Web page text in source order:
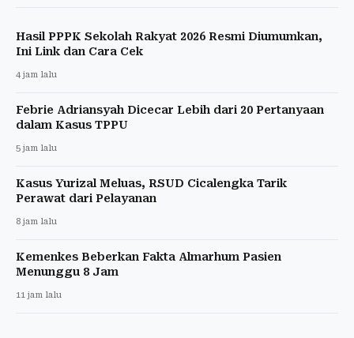
Hasil PPPK Sekolah Rakyat 2026 Resmi Diumumkan,
Ini Link dan Cara Cek
4 jam lalu
Febrie Adriansyah Dicecar Lebih dari 20 Pertanyaan
dalam Kasus TPPU
5 jam lalu
Kasus Yurizal Meluas, RSUD Cicalengka Tarik
Perawat dari Pelayanan
8 jam lalu
Kemenkes Beberkan Fakta Almarhum Pasien
Menunggu 8 Jam
11 jam lalu